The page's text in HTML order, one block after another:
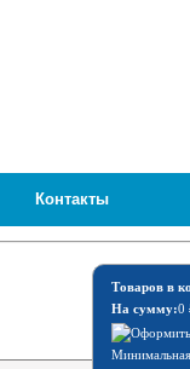
Контакты
Товаров в
На сумму:0